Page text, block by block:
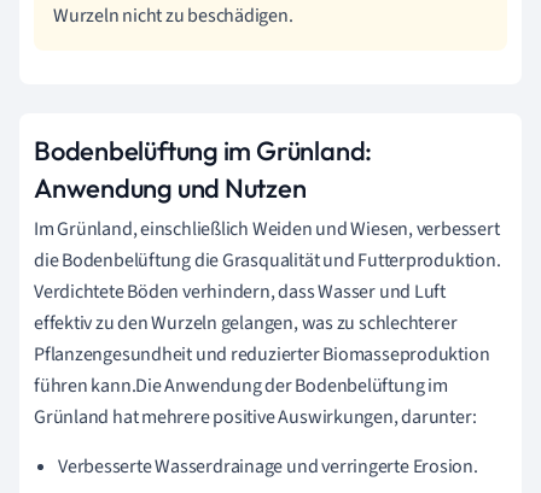
Wurzeln nicht zu beschädigen.
Bodenbelüftung im Grünland:
Anwendung und Nutzen
Im Grünland, einschließlich Weiden und Wiesen, verbessert
die Bodenbelüftung die Grasqualität und Futterproduktion.
Verdichtete Böden verhindern, dass Wasser und Luft
effektiv zu den Wurzeln gelangen, was zu schlechterer
Pflanzengesundheit und reduzierter Biomasseproduktion
führen kann.Die Anwendung der Bodenbelüftung im
Grünland hat mehrere positive Auswirkungen, darunter:
Verbesserte Wasserdrainage und verringerte Erosion.